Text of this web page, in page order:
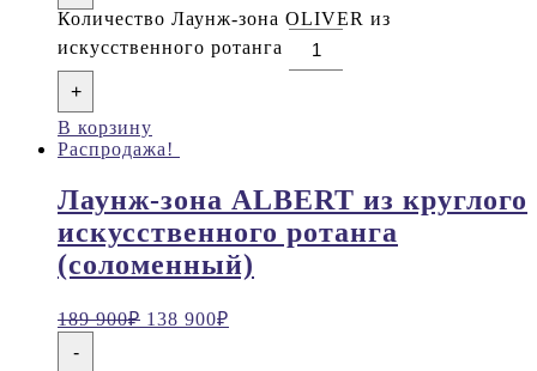
Количество Лаунж-зона OLIVER из
искусственного ротанга
+
В корзину
Распродажа!
Лаунж-зона ALBERT из круглого
искусственного ротанга
(соломенный)
189 900₽ 138 900₽
-